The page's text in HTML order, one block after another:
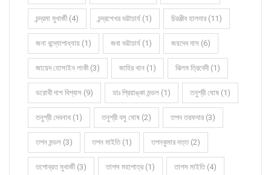
চন্দ্রমা মুখার্জী (4) চন্দ্রশেখর ভট্টাচার্য (1) চিরঞ্জীব হালদার (11)
জনা বন্দ্যোপাধ্যায় (1) জবা ভট্টাচার্য (1) জয়দেব দাস (6)
জায়েদ হোসাইন লাকী (3) জাহির খান (1) ঝিলম ত্রিবেদী (1)
ডরোথী দাশ বিশ্বাস (9) ডাঃ প্রিয়াঙ্কা মন্ডল (1) তনুশ্রী ঘোষ (1)
তনুশ্রী দেবনাথ (1) তনুশ্রী বসু ঘোষ (2) তপন তরফদার (3)
তপন মন্ডল (3) তপন মাইতি (1) তপনকুমার দত্ত (2)
তপোব্রত মুখার্জী (3) তাপস মহাপাত্র (1) তাপস মাইতি (4)